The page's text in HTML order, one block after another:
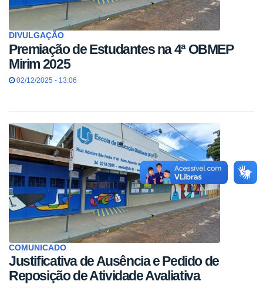
DIVULGAÇÃO
Premiação de Estudantes na 4ª OBMEP
Mirim 2025
02/12/2025 - 13:06
COMUNICADO
Justificativa de Ausência e Pedido de
Reposição de Atividade Avaliativa